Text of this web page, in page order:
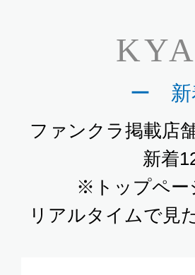
ー 新
ファンクラ掲載店
新着
※トップペー
リアルタイムで見